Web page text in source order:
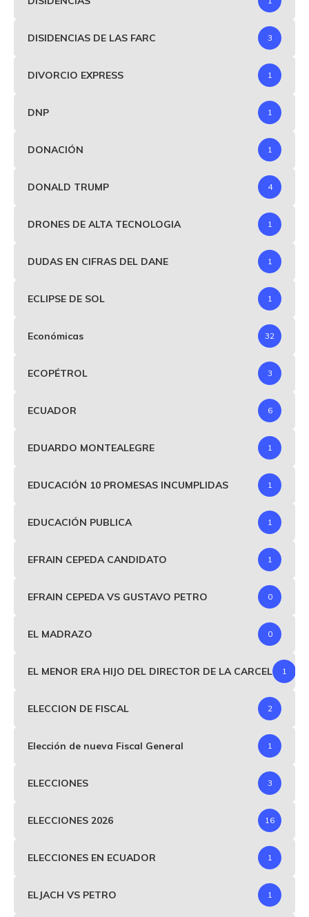
DISIDENCIAS DE LAS FARC 3
DIVORCIO EXPRESS 1
DNP 1
DONACIÓN 1
DONALD TRUMP 4
DRONES DE ALTA TECNOLOGIA 1
DUDAS EN CIFRAS DEL DANE 1
ECLIPSE DE SOL 1
Económicas 32
ECOPÉTROL 3
ECUADOR 6
EDUARDO MONTEALEGRE 1
EDUCACIÓN 10 PROMESAS INCUMPLIDAS 1
EDUCACIÓN PUBLICA 1
EFRAIN CEPEDA CANDIDATO 1
EFRAIN CEPEDA VS GUSTAVO PETRO 0
EL MADRAZO 0
EL MENOR ERA HIJO DEL DIRECTOR DE LA CARCEL 1
ELECCION DE FISCAL 2
Elección de nueva Fiscal General 1
ELECCIONES 3
ELECCIONES 2026 16
ELECCIONES EN ECUADOR 1
ELJACH VS PETRO 1